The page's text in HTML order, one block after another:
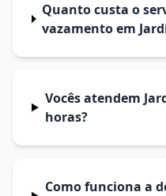
Quanto custa o
vazamento em
Vocês atendem
horas?
Como funciona a